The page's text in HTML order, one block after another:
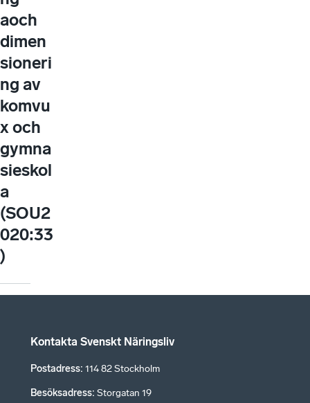
aoch
dimen
sioneri
ng av
komvu
x och
gymna
sieskol
a
(SOU2
020:33
)
Kontakta Svenskt Näringsliv
Postadress: 114 82 Stockholm
Besöksadress: Storgatan 19